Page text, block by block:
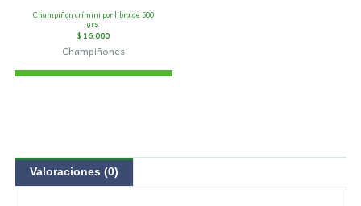
Champiñon crímini por libra de 500
grs.
$ 16.000
Champiñones
Valoraciones (0)